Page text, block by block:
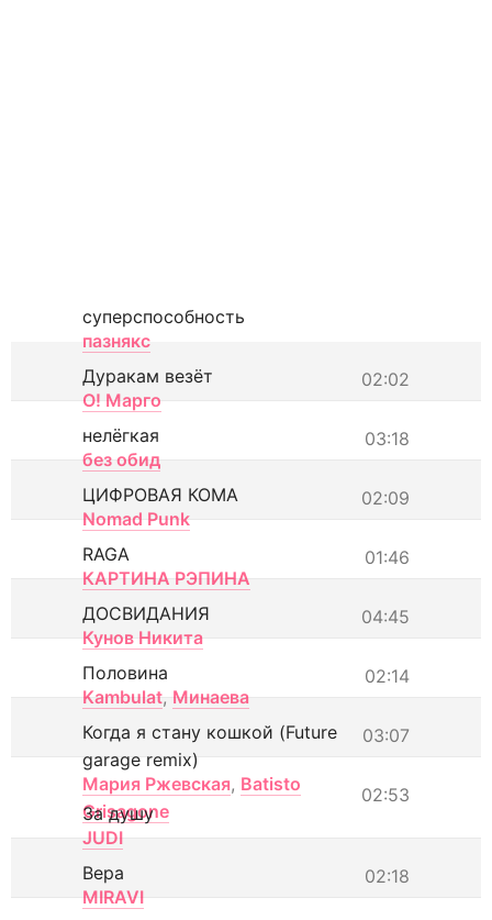
суперспособность
пазнякс
02:02
Дуракам везёт
О! Марго
03:18
нелёгкая
без обид
02:09
ЦИФРОВАЯ КОМА
Nomad Punk
01:46
RAGA
КАРТИНА РЭПИНА
04:45
ДОСВИДАНИЯ
Кунов Никита
02:14
Половина
Kambulat, Минаева
03:07
Когда я стану кошкой (Future
garage remix)
Мария Ржевская, Batisto
Grisagone
02:53
За душу
JUDI
02:18
Вера
MIRAVI